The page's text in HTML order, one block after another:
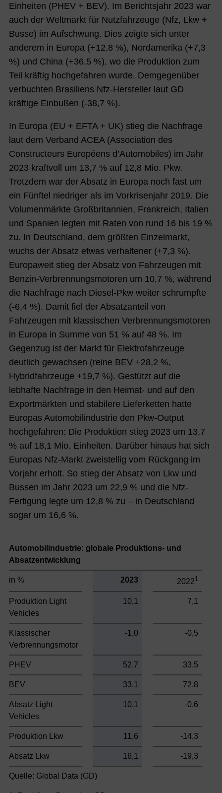
Einheiten (PHEV + BEV). Im Berichtsjahr 2023 war
auch der Weltmarkt für Nutzfahrzeuge (Nfz, Lkw +
Busse) im Aufschwung. Dies zeigte sich unter
anderem in Europa (+12,8 %), Nordamerika (+7,3
%) und China (+36,5 %), wo die Produktion zum
Teil kräftig hochgefahren wurde. Demgegenüber
verbuchten Brasiliens Nfz-Hersteller laut GD
kräftige Einbußen (-38,7 %).
In Europa (EU + EFTA + UK) stieg die Nachfrage
laut dem Verband ACEA (Association des
Constructeurs Européens d’Automobiles) im Jahr
2023 kraftvoll um 13,7 % auf 12,8 Mio. Pkw.
Trotzdem war der Absatz in Europa noch fast um
ein Fünftel niedriger als im Vorkrisenjahr 2019. Die
Volumenmärkte Großbritannien, Frankreich, Italien
und Spanien legten mit Raten von rund 16 bis 19 %
zu. In Deutschland, dem größten Einzelmarkt,
wuchs der Absatz etwas verhaltener (+7,3 %).
Europaweit stieg der Absatz von Fahrzeugen mit
Benzin-Verbrennungsmotoren um 10,7 %, während
die Nachfrage nach Diesel-Pkw weiter schrumpfte
(-6,4 %). Damit fiel der Absatzanteil von
Fahrzeugen mit klassischen Verbrennungsmotoren
in Europa in Summe von 51 % auf 48 %. Im
Gegenzug ist der Markt für Elektrofahrzeuge
deutlich gewachsen (reine BEV +28,2 %,
Hybridfahrzeuge +19,7 %). Gestützt auf die
lebhafte Nachfrage in den Heimat- und auf den
Exportmärkten und stabilere Lieferketten hatte
Europas Automobilindustrie den Pkw-Output
hochgefahren: Die Produktion stieg 2023 um 13,7
% auf 18,1 Mio. Einheiten. Darüber hinaus hat sich
Europas Nfz-Markt zweistellig vom Rückgang im
Vorjahr erholt. So stieg der Absatz von Lkw und
Bussen im Jahr 2023 um 22,9 % und die Nfz-
Fertigung legte um 12,8 % zu – in Deutschland
sogar um 16,6 %.
Automobilindustrie: globale Produktions- und
Absatzentwicklung
in % 2023 20221
Produktion Light
Vehicles
10,1 7,1
Klassischer
Verbrennungsmotor
-1,0 -0,5
PHEV 52,7 33,5
BEV 33,1 72,8
Absatz Light
Vehicles
10,1 -0,6
Produktion Lkw 11,6 -14,3
Absatz Lkw 16,1 -19,3
Quelle: Global Data (GD)